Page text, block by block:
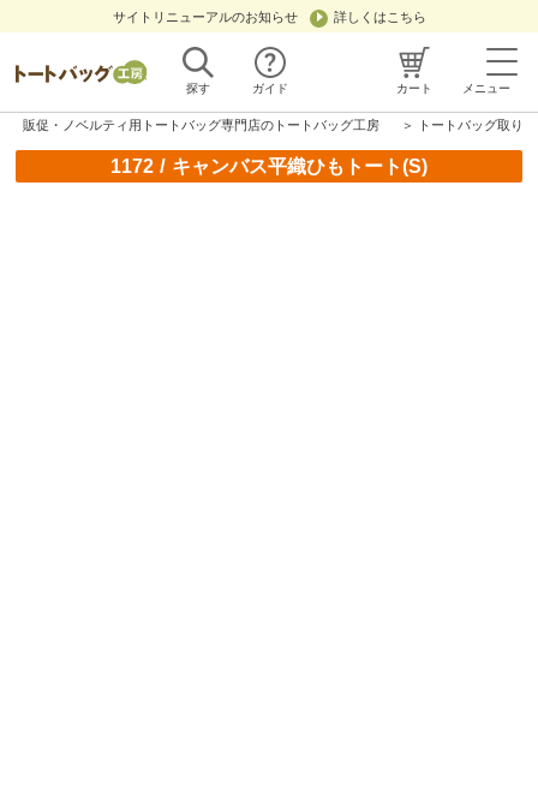
サイトリニューアルのお知らせ 詳しくはこちら
探す ガイド カート メニュー
販促・ノベルティ用トートバッグ専門店のトートバッグ工房 ＞ トートバッグ取り
1172/ キャンバス平織ひもトート(S)